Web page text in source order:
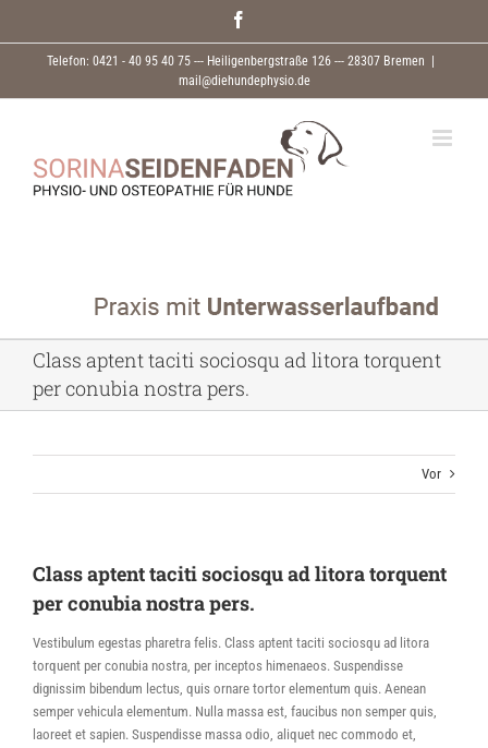
Telefon: 0421 - 40 95 40 75 --- Heiligenbergstraße 126 --- 28307 Bremen
mail@diehundephysio.de
Class aptent taciti sociosqu ad litora torquent
per conubia nostra pers.
Vor
Class aptent taciti sociosqu ad litora torquent
per conubia nostra pers.
Vestibulum egestas pharetra felis. Class aptent taciti sociosqu ad litora
torquent per conubia nostra, per inceptos himenaeos. Suspendisse
dignissim bibendum lectus, quis ornare tortor elementum quis. Aenean
semper vehicula elementum. Nulla massa est, faucibus non semper quis,
laoreet et sapien. Suspendisse massa odio, aliquet nec commodo et,